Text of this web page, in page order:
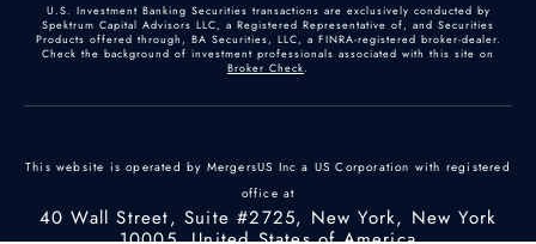
U.S. Investment Banking Securities transactions are exclusively conducted by
Spektrum Capital Advisors LLC, a Registered Representative of, and Securities
Products offered through, BA Securities, LLC, a FINRA-registered broker-dealer.
Check the background of investment professionals associated with this site on
Broker Check.
This website is operated by MergersUS Inc a US Corporation with registered
office at
40 Wall Street, Suite #2725, New York, New York